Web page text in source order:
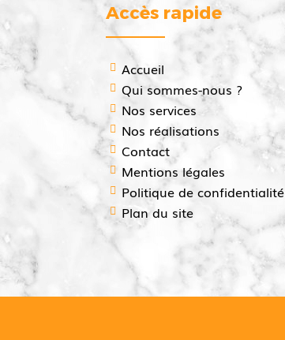
Accès rapide
Accueil
Qui sommes-nous ?
Nos services
Nos réalisations
Contact
Mentions légales
Politique de confidentialité
Plan du site